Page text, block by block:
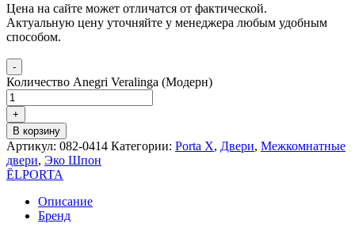
Цена на сайте может отличатся от фактической.
Актуальную цену уточняйте у менеджера любым удобным
способом.
-
Количество Anegri Veralinga (Модерн)
+
В корзину
Артикул: 082-0414 Категории: Porta X, Двери, Межкомнатные
двери, Эко Шпон
ĒLPORTA
Описание
Бренд